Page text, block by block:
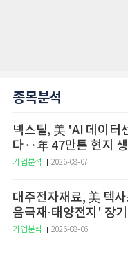
종목분석
넥스틸, 美 'AI 데이터
다‥年 47만톤 현지
기업분석 2026-08-07
대주전자재료, 美 텍
음극재·태양전지' 장
기업분석 2026-08-06